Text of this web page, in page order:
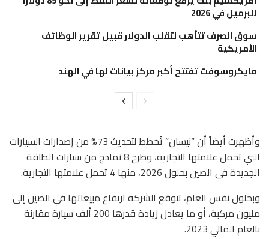
للبرميل في 2026
سوق الصرف تتأهب لتقلب الدولار قبيل تقرير الوظائف
الأمريكية
مايكروسوفت تفتتح أكبر مركز بيانات لها في الهند
وأظهرت أيضاً أن “نيسان” تُخطط لتحديث 73% من إصدارات السيارات
التي تحمل علامتها التجارية، وطرح 8 نماذج من سيارات الطاقة
الجديدة في الصين بحلول 2026، منها 4 تحمل علامتها التجارية.
وبحلول نفس العام، تتوقع الشركة ارتفاع مبيعاتها في الصين إلى
مليون مركبة، أو ما يعادل زيادة قدرها 200 ألف سيارة مقارنة
بالعام المالي 2023.